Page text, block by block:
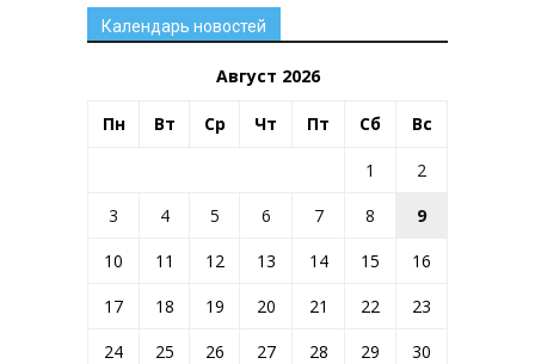
Календарь новостей
Август 2026
Пн Вт Ср Чт Пт Сб Вс
1
2
3
4 5 6 7 8
9
10
11 12 13 14 15
16
17
18 19 20 21 22
23
24
25 26 27 28 29
30